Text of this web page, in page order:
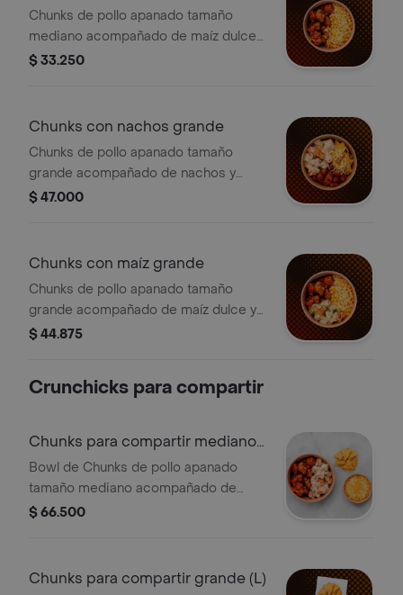
Chunks de pollo apanado tamaño
mediano acompañado de maíz dulce y
queso.
$ 33.250
Chunks con nachos grande
Chunks de pollo apanado tamaño
grande acompañado de nachos y
queso.
$ 47.000
Chunks con maíz grande
Chunks de pollo apanado tamaño
grande acompañado de maíz dulce y
queso.
$ 44.875
Crunchicks para compartir
Chunks para compartir mediano
(M)
Bowl de Chunks de pollo apanado
tamaño mediano acompañado de
maíz dulce con queso y nachos.
$ 66.500
Chunks para compartir grande (L)